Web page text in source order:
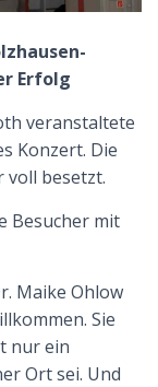
Erfolg
veranstaltete
Konzert. Die
voll besetzt.
Besucher mit
Maike Ohlow
Sie
nur ein
Ort sei. Und